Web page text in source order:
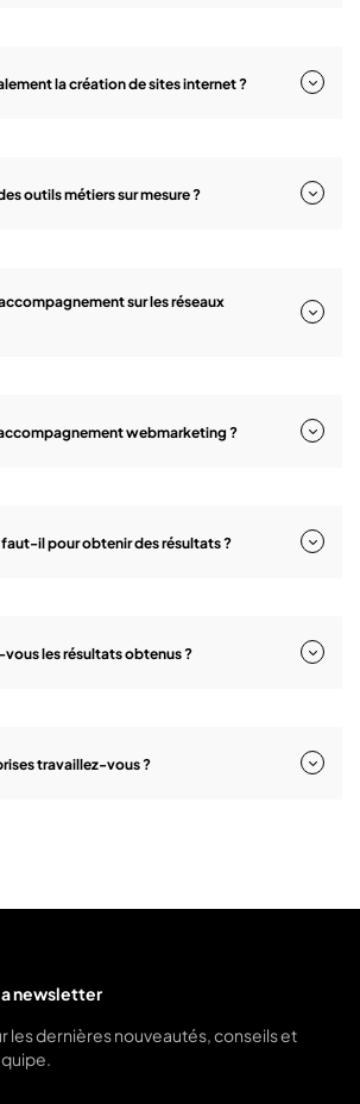
la création de sites internet ?
outils métiers sur mesure ?
sur les réseaux
webmarketing ?
il pour obtenir des résultats ?
les résultats obtenus ?
travaillez-vous ?
newsletter
les dernières nouveautés, conseils et